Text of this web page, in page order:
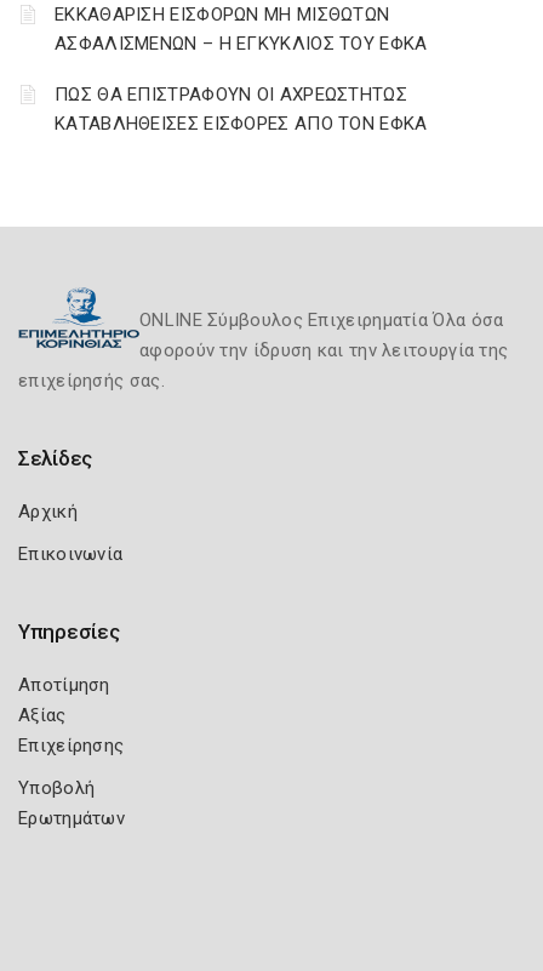
ΕΚΚΑΘΑΡΙΣΗ ΕΙΣΦΟΡΩΝ ΜΗ ΜΙΣΘΩΤΩΝ
ΑΣΦΑΛΙΣΜΕΝΩΝ – Η ΕΓΚΥΚΛΙΟΣ ΤΟΥ ΕΦΚΑ
ΠΩΣ ΘΑ ΕΠΙΣΤΡΑΦΟΥΝ ΟΙ ΑΧΡΕΩΣΤΗΤΩΣ
ΚΑΤΑΒΛΗΘΕΙΣΕΣ ΕΙΣΦΟΡΕΣ ΑΠΟ ΤΟΝ ΕΦΚΑ
ONLINE Σύμβουλος Επιχειρηματία Όλα όσα
αφορούν την ίδρυση και την λειτουργία της
επιχείρησής σας.
Σελίδες
Αρχική
Επικοινωνία
Υπηρεσίες
Αποτίμηση
Αξίας
Επιχείρησης
Υποβολή
Ερωτημάτων